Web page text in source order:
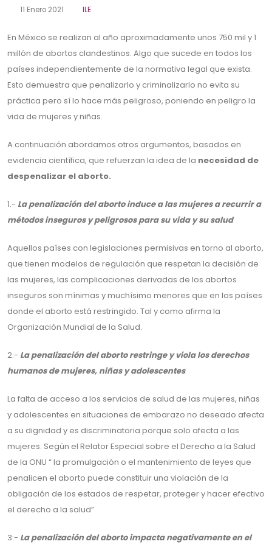
11 Enero 2021 ILE
En México se realizan al año aproximadamente unos 750 mil y 1
millón de abortos clandestinos. Algo que sucede en todos los
países independientemente de la normativa legal que exista.
Esto demuestra que penalizarlo y criminalizarlo no evita su
práctica pero sí lo hace más peligroso, poniendo en peligro la
vida de mujeres y niñas.
A continuación abordamos otros argumentos, basados en
evidencia científica, que refuerzan la idea de la necesidad de
despenalizar el aborto.
1.- La penalización del aborto induce a las mujeres a recurrir a
métodos inseguros y peligrosos para su vida y su salud
Aquellos países con legislaciones permisivas en torno al aborto,
que tienen modelos de regulación que respetan la decisión de
las mujeres, las complicaciones derivadas de los abortos
inseguros son mínimas y muchísimo menores que en los países
donde el aborto está restringido. Tal y como afirma la
Organización Mundial de la Salud.
2.- La penalización del aborto restringe y viola los derechos
humanos de mujeres, niñas y adolescentes
La falta de acceso a los servicios de salud de las mujeres, niñas
y adolescentes en situaciones de embarazo no deseado afecta
a su dignidad y es discriminatoria porque solo afecta a las
mujeres. Según el Relator Especial sobre el Derecho a la Salud
de la ONU “ la promulgación o el mantenimiento de leyes que
penalicen el aborto puede constituir una violación de la
obligación de los estados de respetar, proteger y hacer efectivo
el derecho a la salud”
3:- La penalización del aborto impacta negativamente en el